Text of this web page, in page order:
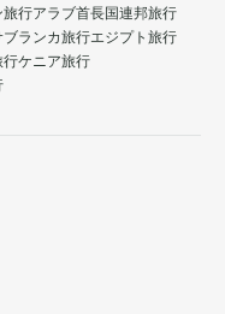
旅行アラブ首長国連邦旅行
ブランカ旅行エジプト旅行
行ケニア旅行